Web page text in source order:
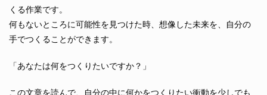
くる作業です。
何もないところに可能性を見つけた時、想像した未来を、自分の
手でつくることができます。
「あなたは何をつくりたいですか？」
この文章を読んで、自分の中に何かをつくりたい衝動を少しでも